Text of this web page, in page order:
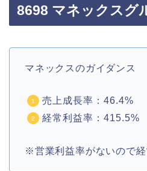
8698 マネックスグ
マネックスのガイダンス
売上成長率：46.4%
経常利益率：415.5%
※営業利益率がないので経